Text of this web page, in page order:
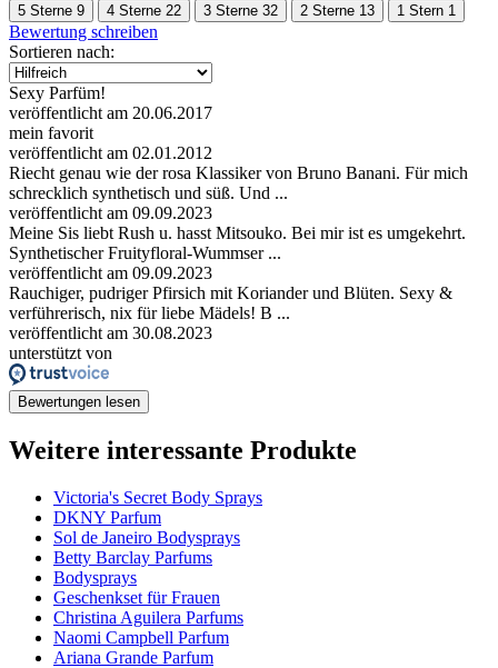
5 Sterne 9 4 Sterne 22 3 Sterne 32 2 Sterne 13 1 Stern 1
Bewertung schreiben
Sortieren nach:
Sexy Parfüm!
veröffentlicht am 20.06.2017
mein favorit
veröffentlicht am 02.01.2012
Riecht genau wie der rosa Klassiker von Bruno Banani. Für mich
schrecklich synthetisch und süß. Und ...
veröffentlicht am 09.09.2023
Meine Sis liebt Rush u. hasst Mitsouko. Bei mir ist es umgekehrt.
Synthetischer Fruityfloral-Wummser ...
veröffentlicht am 09.09.2023
Rauchiger, pudriger Pfirsich mit Koriander und Blüten. Sexy &
verführerisch, nix für liebe Mädels! B ...
veröffentlicht am 30.08.2023
unterstützt von
Bewertungen lesen
Weitere interessante Produkte
Victoria's Secret Body Sprays
DKNY Parfum
Sol de Janeiro Bodysprays
Betty Barclay Parfums
Bodysprays
Geschenkset für Frauen
Christina Aguilera Parfums
Naomi Campbell Parfum
Ariana Grande Parfum